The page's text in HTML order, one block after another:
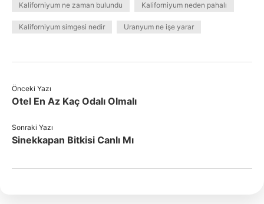
Kaliforniyum ne zaman bulundu Kaliforniyum neden pahalı
Kaliforniyum simgesi nedir Uranyum ne işe yarar
Önceki Yazı
Otel En Az Kaç Odalı Olmalı
Sonraki Yazı
Sinekkapan Bitkisi Canlı Mı